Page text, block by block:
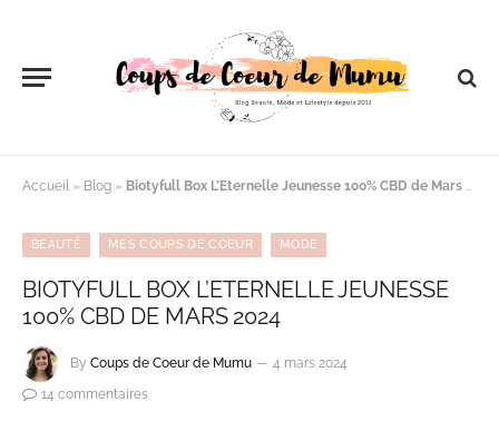
Accueil » Blog » Biotyfull Box L’Eternelle Jeunesse 100% CBD de Mars 2024
BEAUTÉ MES COUPS DE COEUR MODE
BIOTYFULL BOX L’ETERNELLE JEUNESSE
100% CBD DE MARS 2024
By Coups de Coeur de Mumu
4 mars 2024
14 commentaires